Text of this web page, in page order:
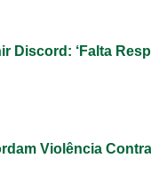
Discord: ‘Falta
Violência